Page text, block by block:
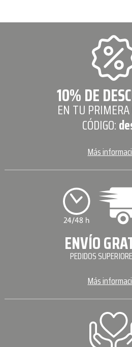
10% DE
EN TU
CÓDIGO:
Más
ENVÍO
PEDIDOS
Más